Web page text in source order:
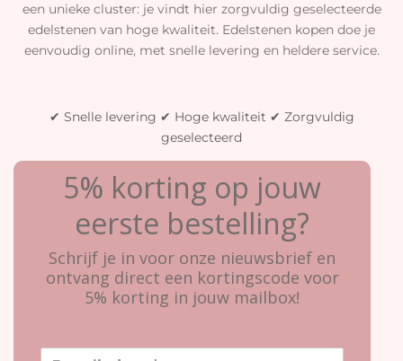
een unieke cluster: je vindt hier zorgvuldig geselecteerde
edelstenen van hoge kwaliteit. Edelstenen kopen doe je
eenvoudig online, met snelle levering en heldere service.
✔ Snelle levering ✔ Hoge kwaliteit ✔ Zorgvuldig
geselecteerd
5% korting op jouw
eerste bestelling?
Schrijf je in voor onze nieuwsbrief en
ontvang direct een kortingscode voor
5% korting in jouw mailbox!